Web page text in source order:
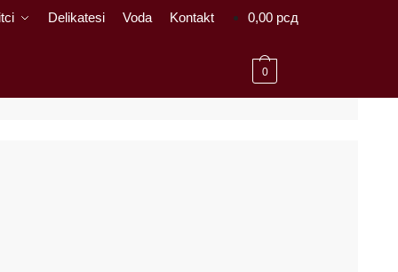
Delikatesi Voda Kontakt 0,00 рсд
0